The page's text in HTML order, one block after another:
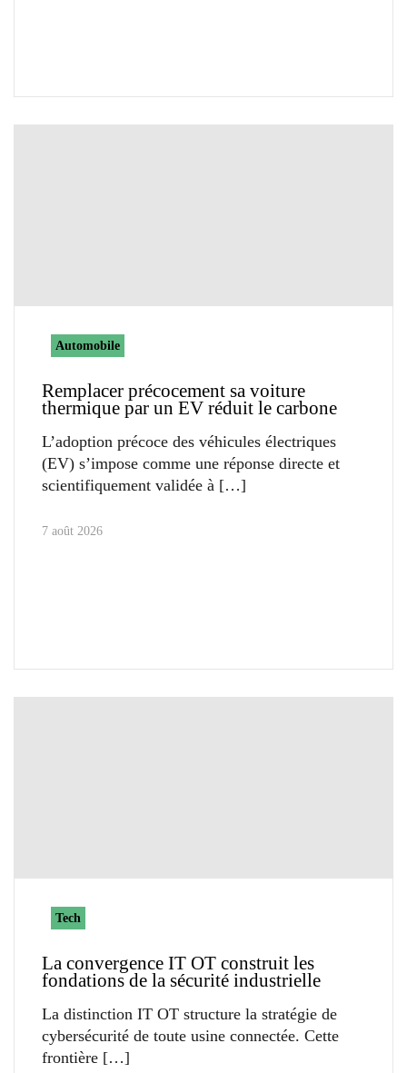
Automobile
Remplacer précocement sa voiture
thermique par un EV réduit le carbone
L’adoption précoce des véhicules électriques
(EV) s’impose comme une réponse directe et
scientifiquement validée à
7 août 2026
Tech
La convergence IT OT construit les
fondations de la sécurité industrielle
La distinction IT OT structure la stratégie de
cybersécurité de toute usine connectée. Cette
frontière